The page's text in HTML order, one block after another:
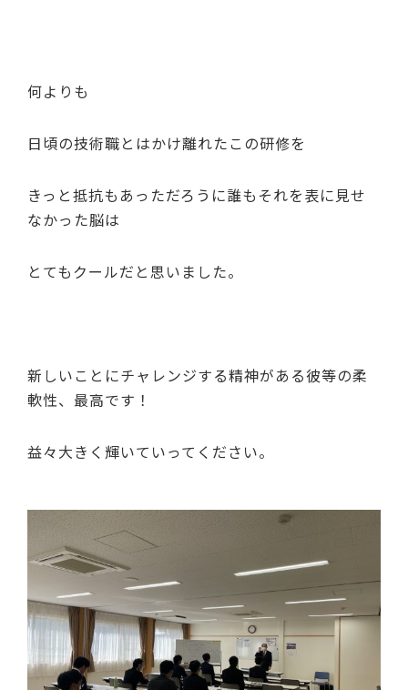
何よりも
日頃の技術職とはかけ離れたこの研修を
きっと抵抗もあっただろうに誰もそれを表に見せ
なかった脳は
とてもクールだと思いました。
新しいことにチャレンジする精神がある彼等の柔
軟性、最高です！
益々大きく輝いていってください。